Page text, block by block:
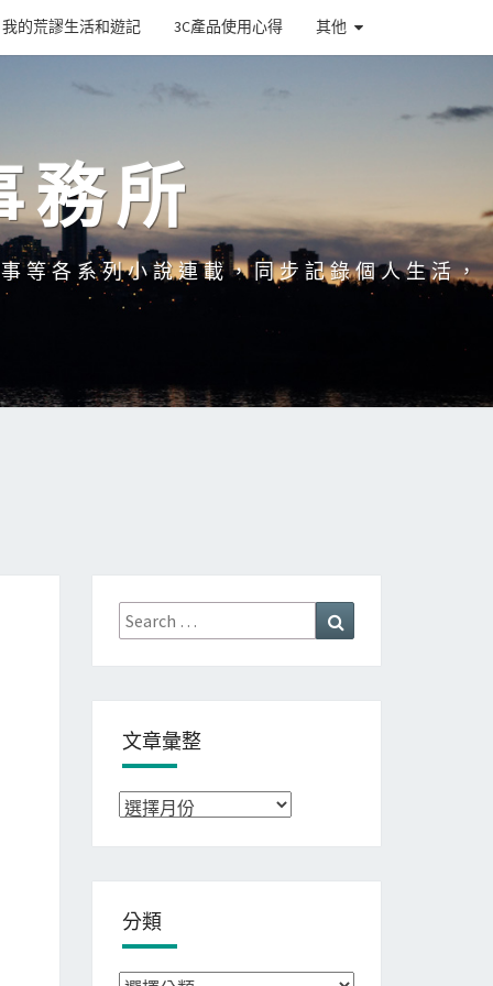
我的荒謬生活和遊記 3C產品使用心得 其他
務所
等各系列小說連載，同步記錄個人生活，
Search
for:
文章彙整
文
彙
整
分類